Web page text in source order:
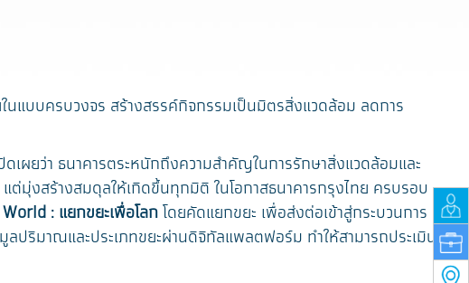
นแบบครบวงจร สร้างสรรค์กิจกรรมเป็นมิตรสิ่งแวดล้อม ลดการ
ยว่า ธนาคารตระหนักถึงความสำคัญในการรักษาสิ่งแวดล้อมและ
ต่มุ่งสร้างสมดุลให้เกิดขึ้นทุกมิติ ในโอกาสธนาคารกรุงไทย ครบรอบ
: แยกขยะเพื่อโลกโดยคัดแยกขยะ เพื่อส่งต่อเข้าสู่กระบวนการ
ปริมาณและประเภทขยะผ่านดิจิทัลแพลตฟอร์ม ทำให้สามารถประเมิน